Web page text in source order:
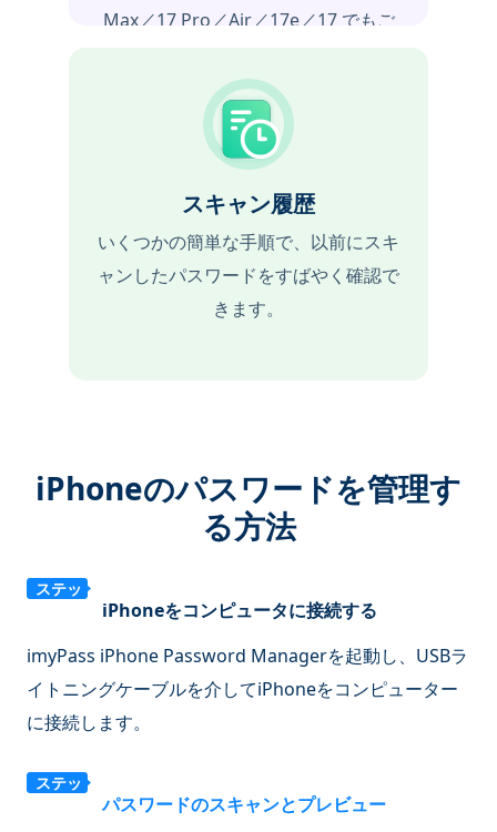
Max／17 Pro／Air／17e／17 でもご
スキャン履歴
いくつかの簡単な手順で、以前にスキ
ャンしたパスワードをすばやく確認で
きます。
iPhoneのパスワードを管理す
る方法
ステッ
iPhoneをコンピュータに接続する
imyPass iPhone Password Managerを起動し、USBラ
イトニングケーブルを介してiPhoneをコンピューター
に接続します。
ステッ
パスワードのスキャンとプレビュー